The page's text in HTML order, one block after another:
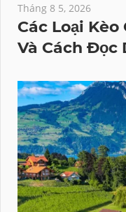
Tháng 8 5, 2026
Các Loại
Và Cách Đọc